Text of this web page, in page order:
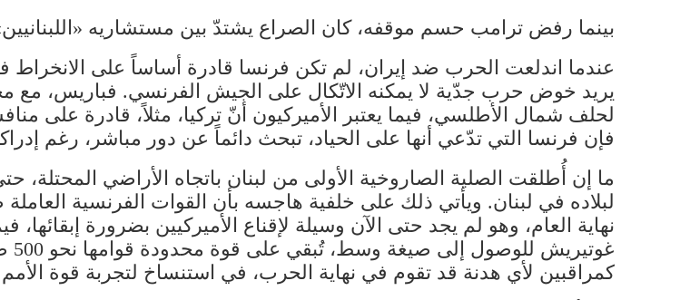
بينما رفض ترامب حسم موقفه، كان الصراع يشتدّ بين مستشاريه
عندما اندلعت الحرب ضد إيران، لم تكن فرنسا قادرة أساساً على الانخراط
لحلف شمال الأطلسي، فيما يعتبر الأميركيون أنّ تركيا، مثلاً، قادرة على
فإن فرنسا التي تدّعي أنها على الحياد، تبحث دائماً عن دور مباشر، رغم
ما إن أُطلقت الصلية الصاروخية الأولى من لبنان باتجاه الأراضي المحتلة،
لبلاده في لبنان. ويأتي ذلك على خلفية هاجسه بأن القوات الفرنسية
نهاية العام، وهو لم يجد حتى الآن وسيلة لإقناع الأميركيين بضرورة
كمراقبين لأي هدنة قد تقوم في نهاية الحرب، في استنساخ لتجربة قوة